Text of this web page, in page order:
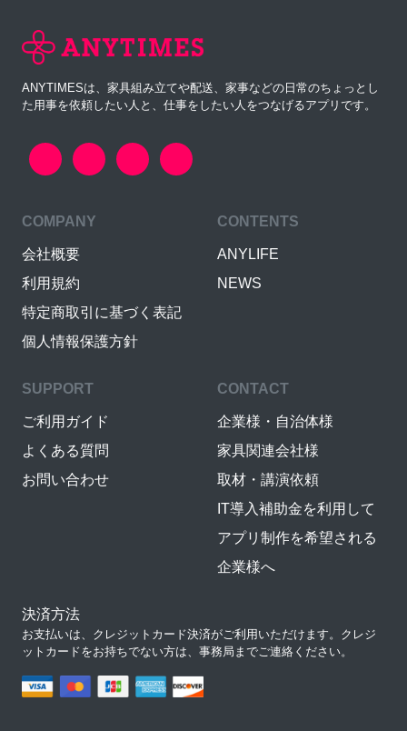
ANYTIMESは、家具組み立てや配送、家事などの日常のちょっとし
た用事を依頼したい人と、仕事をしたい人をつなげるアプリです。
COMPANY
会社概要
利用規約
特定商取引に基づく表記
個人情報保護方針
CONTENTS
ANYLIFE
NEWS
SUPPORT
ご利用ガイド
よくある質問
お問い合わせ
CONTACT
企業様・自治体様
家具関連会社様
取材・講演依頼
IT導入補助金を利用して
アプリ制作を希望される
企業様へ
決済方法
お支払いは、クレジットカード決済がご利用いただけます。クレジ
ットカードをお持ちでない方は、事務局までご連絡ください。